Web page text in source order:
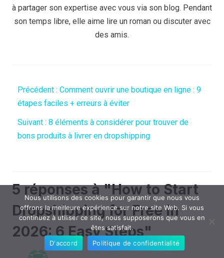
à partager son expertise avec vous via son blog. Pendant
son temps libre, elle aime lire un roman ou discuter avec
des amis.
Précédent : Comment ouvrir une boutique en ligne : 9
étapes faciles + erreurs à éviter
Suivant : 8 éléments à considérer pour trouver de
bons produits à livrer en dropshipping
5 réponses à "How to Start
Dropshipping for Free in
2026: 6 Easy Steps"
Nous utilisons des cookies pour garantir que nous vous
offrons la meilleure expérience sur notre site Web. Si vous
continuez à utiliser ce site, nous supposerons que vous en
êtes satisfait.
D'accord
Politique de confidentialité